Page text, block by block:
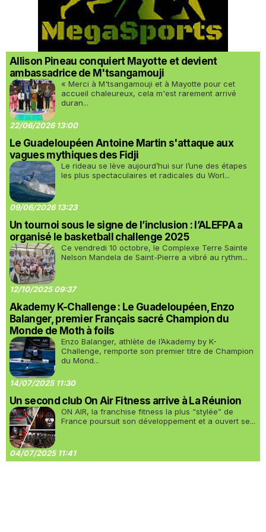
Allison Pineau conquiert Mayotte et devient
ambassadrice de M'tsangamouji
« Merci à M'tsangamouji et à Mayotte pour cet
accueil chaleureux, cela m'est rarement arrivé
duran...
22/06/2026 13:00
Le Guadeloupéen Antoine Martin s'attaque aux
vagues mythiques des Fidji
Le rideau se lève aujourd’hui sur l’une des étapes
les plus spectaculaires et radicales du Worl...
09/06/2026 13:23
Un tournoi sous le signe de l’inclusion : l’ALEFPA a
organisé le basketball challenge 2025
Ce vendredi 10 octobre, le Complexe Terre Sainte
Nelson Mandela de Saint-Pierre a vibré au rythm...
12/10/2025 09:37
Akademy K-Challenge : Le Guadeloupéen, Enzo
Balanger, premier Français sacré Champion du
Monde de Moth à foils
Enzo Balanger, athlète de l’Akademy by K-
Challenge, remporte son premier titre de Champion
du Mond...
14/07/2025 11:30
Un second club On Air Fitness arrive à La Réunion
ON AIR, la franchise fitness la plus “stylée” de
France poursuit son développement et a ouvert se...
04/07/2025 11:41